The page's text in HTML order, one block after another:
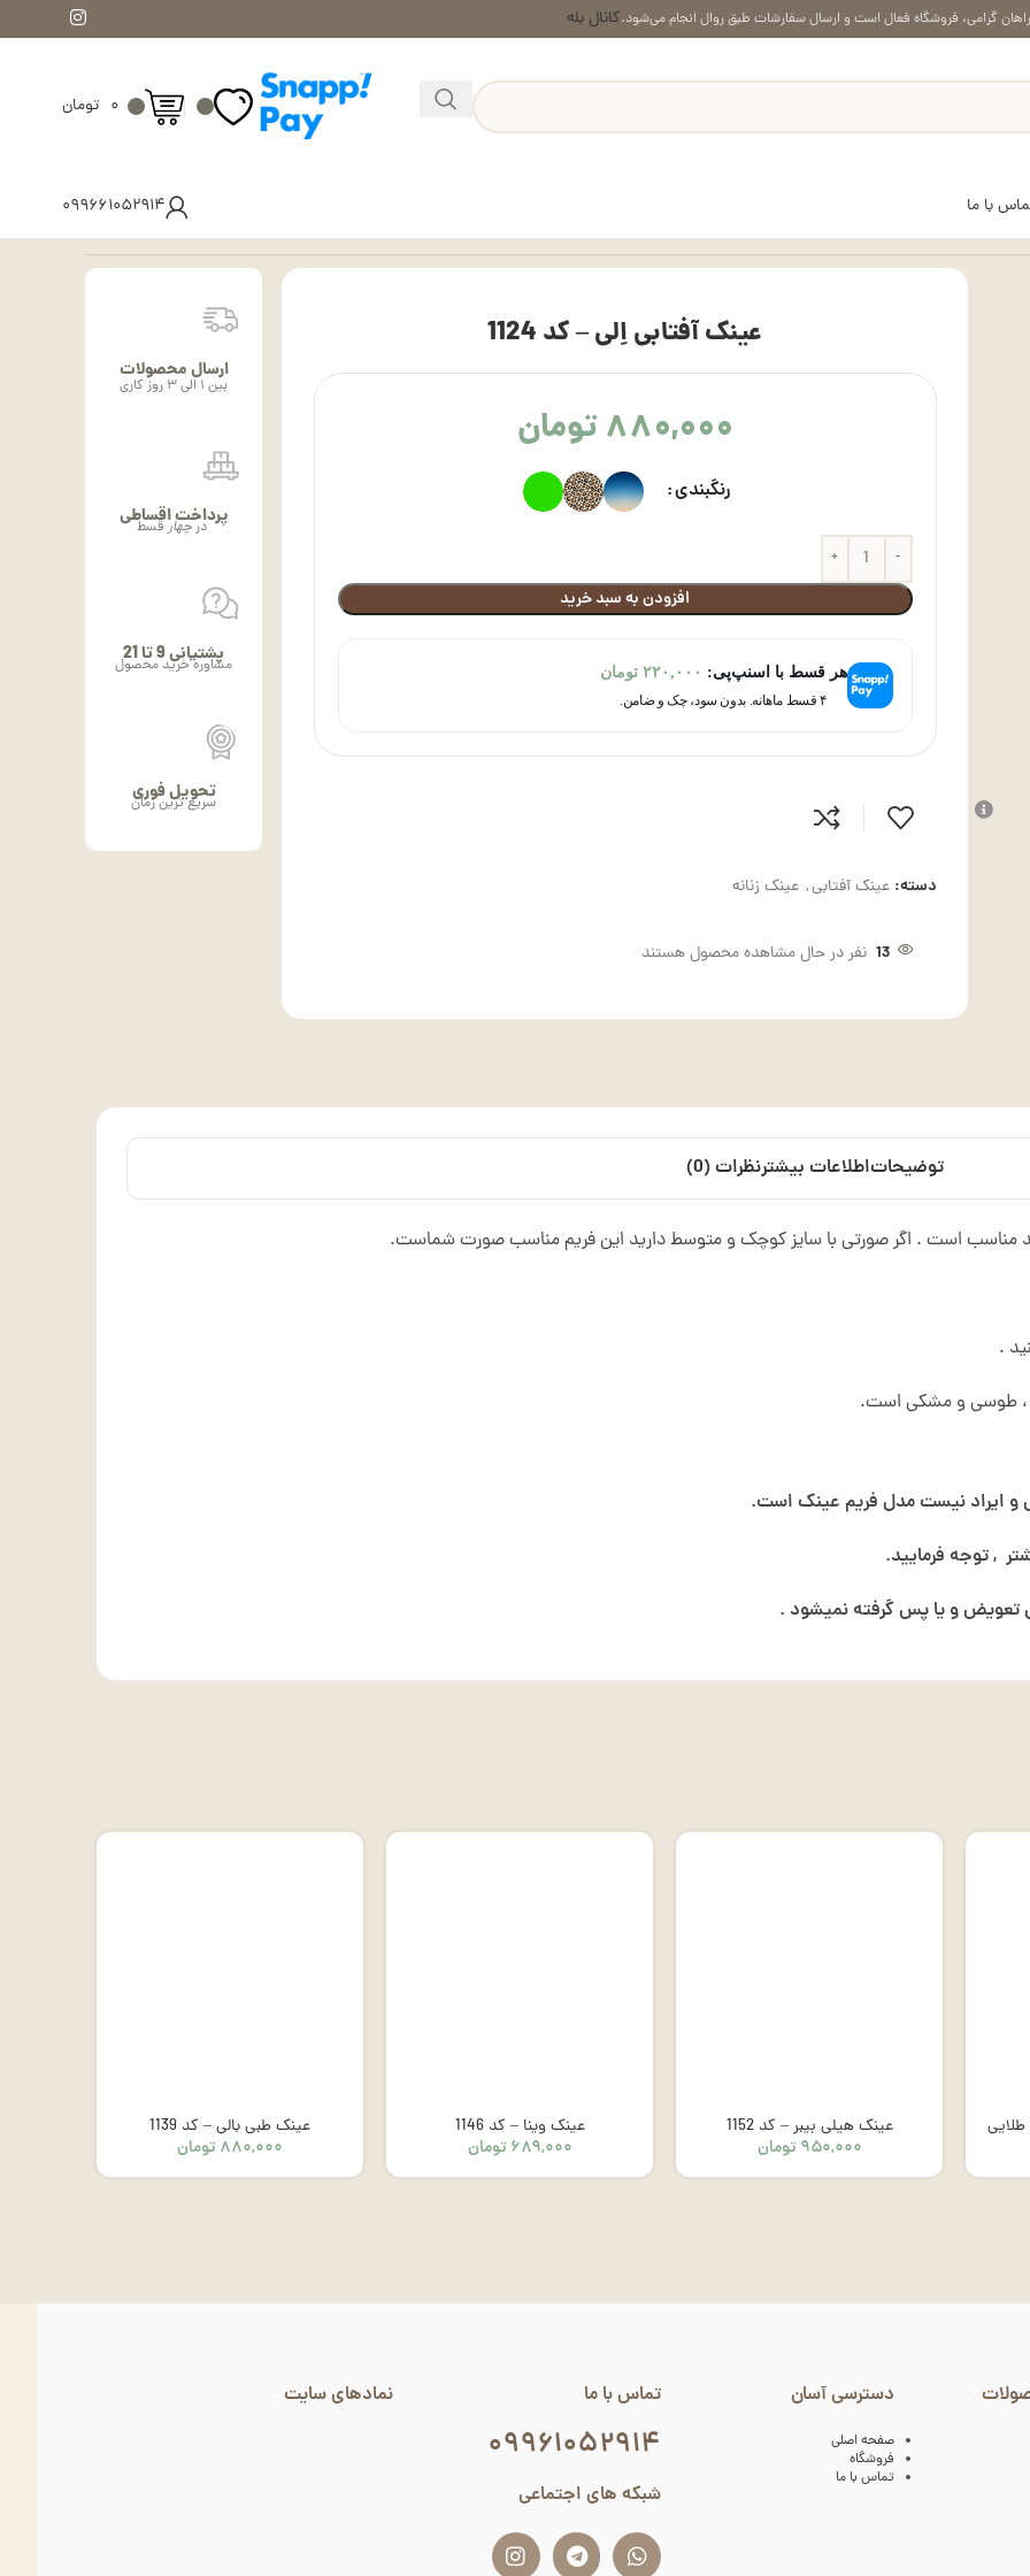
گرامی، فروشگاه فعال است و ارسال سفارشات طبق روال انجام می‌شود.کانال بله
۰ تومان
با ما
۰۹۹۶۶۱۰۵۲۹۱۴
عینک آفتابی اِلی – کد 1124
۸۸۰,۰۰۰تومان
رنگبندی
افزودن به سبد خرید
هر قسط با اسنپ‌پی: ۲۲۰,۰۰۰ تومان
۴ قسط ماهانه. بدون سود، چک و ضامن.
دسته: عینک آفتابی, عینک زنانه
13 نفر در حال مشاهده محصول هستند
ارسال محصولات
بین ۱ الی ۳ روز کاری
پرداخت اقساطی
درچهارقسط
پشتیانی 9 تا 21
مشاوره خرید محصول
تحویل فوری
سریع ترین زمان
توضیحاتاطلاعات بیشترنظرات (0)
.
، طوسی و مشکی است.
و ایراد نیست مدل فریم عینک است.
, توجه فرمایید.
و یا پس گرفته نمیشود .
عینک هیلی بیبر – کد 1152
۹۵۰,۰۰۰ تومان
عینک وینا – کد 1146
۶۸۹,۰۰۰ تومان
عینک طبی بالی – کد 1139
۸۸۰,۰۰۰ تومان
دسترسی آسان
صفحه اصلی
فروشگاه
تماس با ما
تماس با ما
۰۹۹۶۱۰۵۲۹۱۴
شبکه های اجتماعی
نمادهای سایت